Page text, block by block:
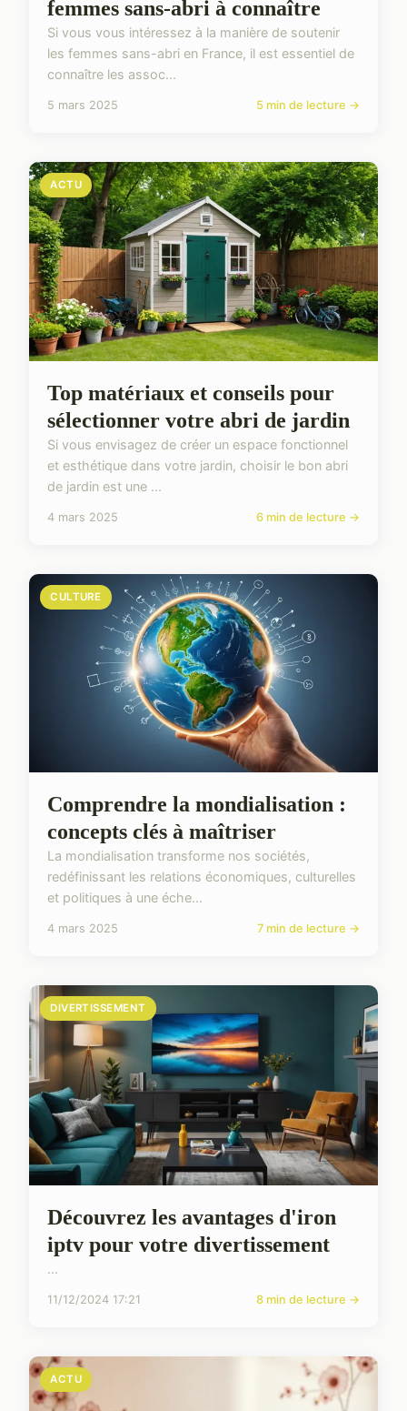
femmes sans-abri à connaître
Si vous vous intéressez à la manière de soutenir
les femmes sans-abri en France, il est essentiel de
connaître les assoc...
5 mars 2025 5 min de lecture →
ACTU
Top matériaux et conseils pour
sélectionner votre abri de jardin
Si vous envisagez de créer un espace fonctionnel
et esthétique dans votre jardin, choisir le bon abri
de jardin est une ...
4 mars 2025 6 min de lecture →
CULTURE
Comprendre la mondialisation :
concepts clés à maîtriser
La mondialisation transforme nos sociétés,
redéfinissant les relations économiques, culturelles
et politiques à une éche...
4 mars 2025 7 min de lecture →
DIVERTISSEMENT
Découvrez les avantages d'iron
iptv pour votre divertissement
...
11/12/2024 17:21 8 min de lecture →
ACTU